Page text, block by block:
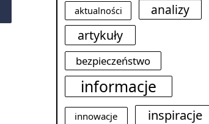
aktualności
analizy
artykuły
bezpieczeństwo
informacje
innowacje inspiracje